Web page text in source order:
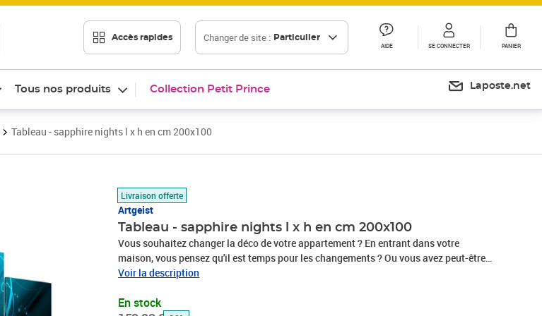
Accès rapides Changer de site : Particulier
AIDE SE CONNECTER PANIER
Tous nos produits Collection Petit Prince Laposte.net
Tableau - sapphire nights l x h en cm 200x100
Livraison offerte
Artgeist
Tableau - sapphire nights l x h en cm 200x100
Vous souhaitez changer la déco de votre appartement ? En entrant dans votre
maison, vous pensez qu'il est temps pour les changements ? Ou vous avez peut-être
besoin d’un cadeau exceptionnel ?Le tableau "Tableau - Sapphire Nights" de très
lesquels se trouvent de jeunes artistes, graphistes et photographes avec les têtes
Voir la description
En stock
Prix barré 152,23 €
Prix 133,96€